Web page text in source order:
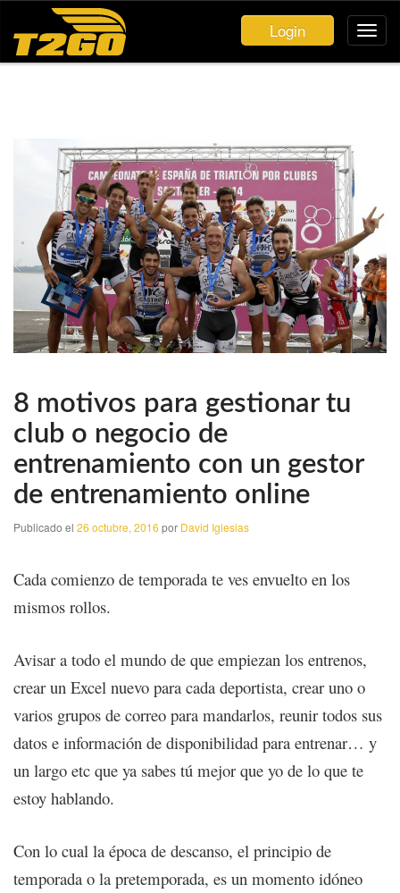
Login
8 motivos para gestionar tu
club o negocio de
entrenamiento con un gestor
de entrenamiento online
Publicado el 26 octubre, 2016 por David Iglesias
Cada comienzo de temporada te ves envuelto en los
mismos rollos.
Avisar a todo el mundo de que empiezan los entrenos,
crear un Excel nuevo para cada deportista, crear uno o
varios grupos de correo para mandarlos, reunir todos sus
datos e información de disponibilidad para entrenar… y
un largo etc que ya sabes tú mejor que yo de lo que te
estoy hablando.
Con lo cual la época de descanso, el principio de
temporada o la pretemporada, es un momento idóneo